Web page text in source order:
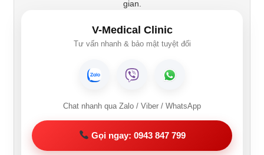
gian.
V-Medical Clinic
Tư vấn nhanh & bảo mật tuyệt đối
Chat nhanh qua Zalo / Viber / WhatsApp
Gọi ngay: 0943 847 799